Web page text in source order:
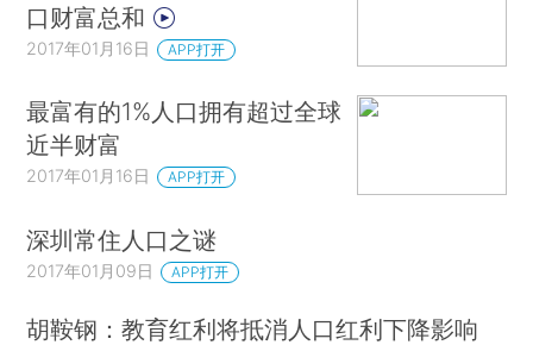
口财富总和
2017年01月16日 APP打开
最富有的1%人口拥有超过全球
近半财富
2017年01月16日 APP打开
深圳常住人口之谜
2017年01月09日 APP打开
胡鞍钢：教育红利将抵消人口红利下降影响